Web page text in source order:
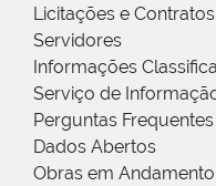
Licitações e Contratos
Servidores
Informações
Serviço de
Perguntas Frequentes
Dados Abertos
Obras em